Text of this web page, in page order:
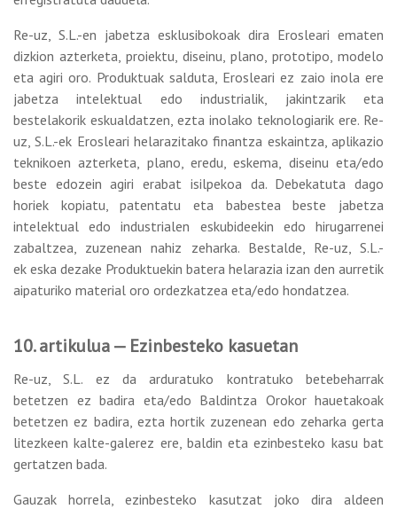
Re-uz, S.L.-en jabetza esklusibokoak dira Erosleari ematen
dizkion azterketa, proiektu, diseinu, plano, prototipo, modelo
eta agiri oro. Produktuak salduta, Erosleari ez zaio inola ere
jabetza intelektual edo industrialik, jakintzarik eta
bestelakorik eskualdatzen, ezta inolako teknologiarik ere. Re-
uz, S.L.-ek Erosleari helarazitako finantza eskaintza, aplikazio
teknikoen azterketa, plano, eredu, eskema, diseinu eta/edo
beste edozein agiri erabat isilpekoa da. Debekatuta dago
horiek kopiatu, patentatu eta babestea beste jabetza
intelektual edo industrialen eskubideekin edo hirugarrenei
zabaltzea, zuzenean nahiz zeharka. Bestalde, Re-uz, S.L.-
ek eska dezake Produktuekin batera helarazia izan den aurretik
aipaturiko material oro ordezkatzea eta/edo hondatzea.
10. artikulua — Ezinbesteko kasuetan
Re-uz, S.L. ez da arduratuko kontratuko betebeharrak
betetzen ez badira eta/edo Baldintza Orokor hauetakoak
betetzen ez badira, ezta hortik zuzenean edo zeharka gerta
litezkeen kalte-galerez ere, baldin eta ezinbesteko kasu bat
gertatzen bada.
Gauzak horrela, ezinbesteko kasutzat joko dira aldeen